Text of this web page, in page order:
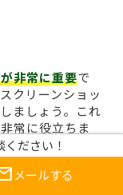
非常に重要で
クリーンショッ
ましょう。これ
常に役立ちま
虚偽であること
面のキャプチャ
ことや、サイト
ださい！
メールする